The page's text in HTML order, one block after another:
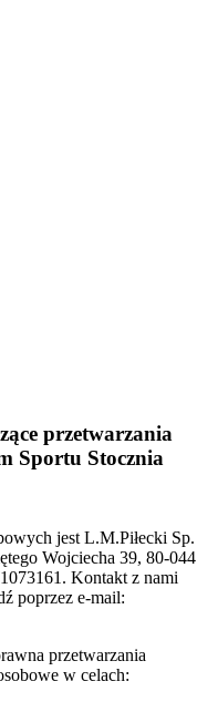
przetwarzania
Sportu Stocznia
jest L.M.Piłecki Sp.
Wojciecha 39, 80-044
Kontakt z nami
poprzez e-mail:
przetwarzania
w celach: